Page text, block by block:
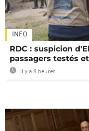
INFO
RDC : suspicion
passagers testés
Il y a 8 heures